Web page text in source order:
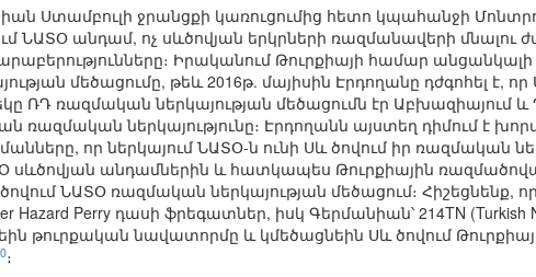
Ստամբուլի ջրանցքի կառուցումից հետո կպահանջի
ՆԱՏՕ անդամ, ոչ սևծովյան երկրների ռազմանավերի մնալու
Իրականում Թուրքիայի համար անցանկալի
մեծացումը, թեև 2016թ. մայիսին Էրդողանը դժգոհել է,
ՌԴ ռազմական ներկայության մեծացումն էր Աբխազիայում և
ռազմական ներկայությունը։ Էրդողանն այստեղ դիմում է
որ ներկայում ՆԱՏՕ-ն ունի Սև ծովում իր ռազմական
սևծովյան անդամներին և հատկապես Թուրքիային
ՆԱՏՕ ռազմական ներկայության մեծացում։ Հիշեցնենք,
Hazard Perry դասի ֆրեգատներ, իսկ Գերմանիան՝ 214TN
թուրքական նավատորմը և կմեծացնեին Սև ծովում
։